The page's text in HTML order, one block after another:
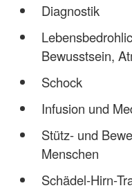
Diagnostik
Bewusstsein,
Schock
Infusion und
Stütz- und
Menschen
Schädel-Hirn-